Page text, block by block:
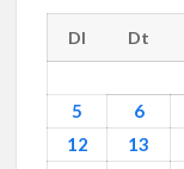
Dl Dt
5 6
12 13